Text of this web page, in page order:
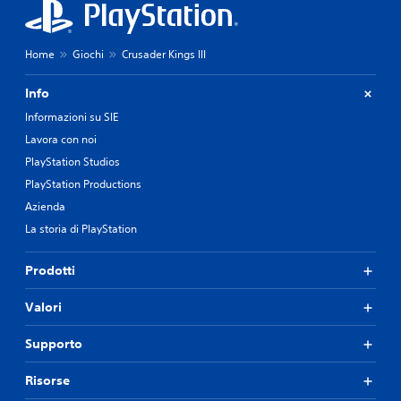
Home Giochi Crusader Kings III
Info
Informazioni su SIE
Lavora con noi
PlayStation Studios
PlayStation Productions
Azienda
La storia di PlayStation
Prodotti
Valori
Supporto
Risorse